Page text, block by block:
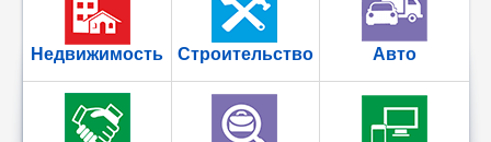
Недвижимость Строительство Авто